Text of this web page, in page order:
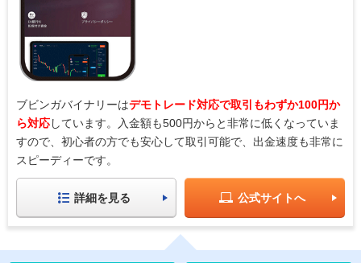
ブビンガバイナリーはデモトレード対応で取引もわずか100円か
ら対応しています。入金額も500円からと非常に低くなっていま
すので、初心者の方でも安心して取引可能で、出金速度も非常に
スピーディーです。
詳細を見る 公式サイトへ